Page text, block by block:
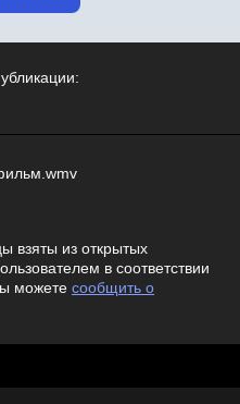
взяты из открытых
в соответствии
можете сообщить о